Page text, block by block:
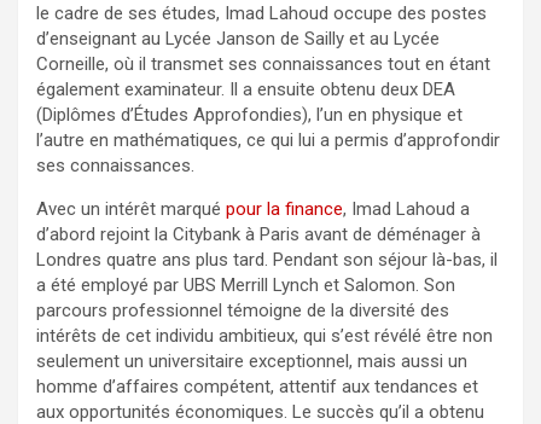
le cadre de ses études, Imad Lahoud occupe des postes
d’enseignant au Lycée Janson de Sailly et au Lycée
Corneille, où il transmet ses connaissances tout en étant
également examinateur. Il a ensuite obtenu deux DEA
(Diplômes d’Études Approfondies), l’un en physique et
l’autre en mathématiques, ce qui lui a permis d’approfondir
ses connaissances.
Avec un intérêt marqué pour la finance, Imad Lahoud a
d’abord rejoint la Citybank à Paris avant de déménager à
Londres quatre ans plus tard. Pendant son séjour là-bas, il
a été employé par UBS Merrill Lynch et Salomon. Son
parcours professionnel témoigne de la diversité des
intérêts de cet individu ambitieux, qui s’est révélé être non
seulement un universitaire exceptionnel, mais aussi un
homme d’affaires compétent, attentif aux tendances et
aux opportunités économiques. Le succès qu’il a obtenu